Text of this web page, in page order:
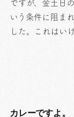
ですが、金土日
いう条件に阻ま
した。これはい
カレーですよ。